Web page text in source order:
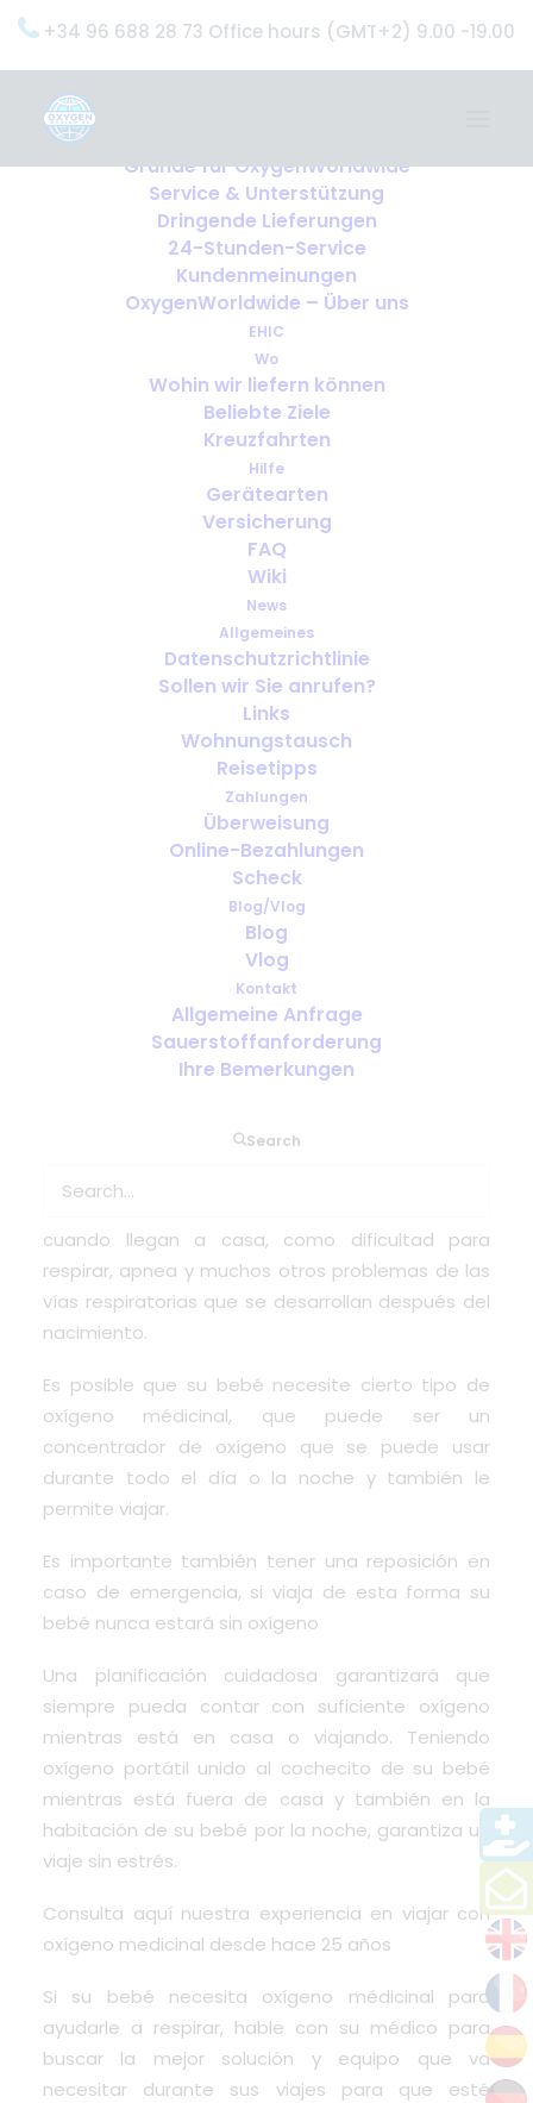
+34 96 688 28 73 Office hours (GMT+2) 9.00 -19.00
Gründe für OxygenWorldwide
Service & Unterstützung
Dringende Lieferungen
24-Stunden-Service
Kundenmeinungen
OxygenWorldwide – Über uns
EHIC
Wo
Wohin wir liefern können
Beliebte Ziele
Kreuzfahrten
Hilfe
Gerätearten
Versicherung
FAQ
Wiki
News
Allgemeines
Datenschutzrichtlinie
Sollen wir Sie anrufen?
Links
Wohnungstausch
Reisetipps
Zahlungen
Überweisung
Online-Bezahlungen
Scheck
Blog/Vlog
Blog
Vlog
Kontakt
Allgemeine Anfrage
Sauerstoffanforderung
Ihre Bemerkungen
Search
Oxígeno y porque los bebés
pueden necesitar ayuda para
respirar
MAI 15, 2020 | INSALUD,OXIGENO PORTÁTIL
cuando llegan a casa, como dificultad para
respirar, apnea y muchos otros problemas de las
vías respiratorias que se desarrollan después del
nacimiento.
Es posible que su bebé necesite cierto tipo de
oxígeno médicinal, que puede ser un
concentrador de oxígeno que se puede usar
durante todo el día o la noche y también le
permite viajar.
Es importante también tener una reposición en
caso de emergencia, si viaja de esta forma su
bebé nunca estará sin oxígeno
Una planificación cuidadosa garantizará que
siempre pueda contar con suficiente oxígeno
mientras está en casa o viajando. Teniendo
oxígeno portátil unido al cochecito de su bebé
mientras está fuera de casa y también en la
habitación de su bebé por la noche, garantiza un
viaje sin estrés.
Consulta aquí nuestra experiencia en viajar con
oxígeno medicinal desde hace 25 años
Si su bebé necesita oxígeno médicinal para
ayudarle a respirar, hable con su médico para
buscar la mejor solución y equipo que va
necesitar durante sus viajes para que esté